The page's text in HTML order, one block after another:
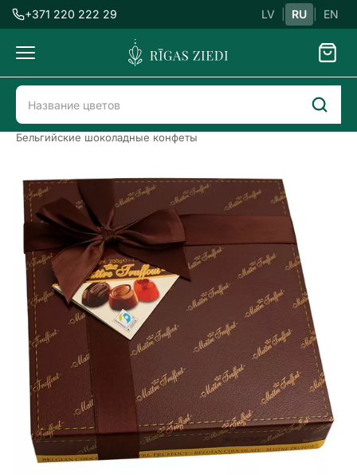
+371 220 222 29 LV RU EN
Доставка
цветов
Доставка цветов в Риге
Сладости
Бельгийские шоколадные конфеты
шоколадные
конфеты